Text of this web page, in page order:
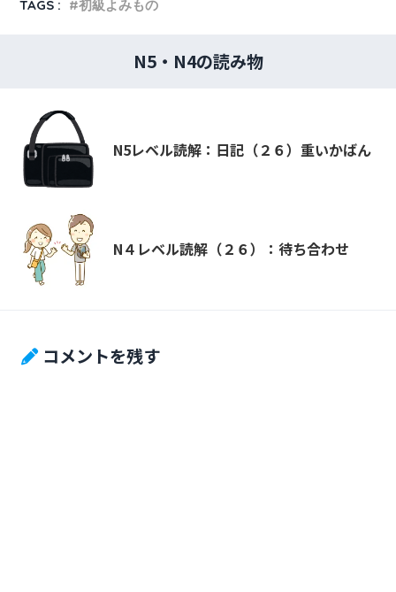
TAGS :
初級よみもの
N5・N4の読み物
N5レベル読解：日記（２６）重いかばん
N４レベル読解（２６）：待ち合わせ
コメントを残す